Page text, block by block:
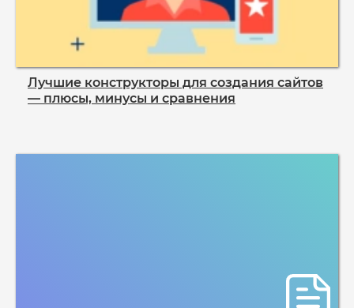
Лучшие конструкторы для создания сайтов
— плюсы, минусы и сравнения